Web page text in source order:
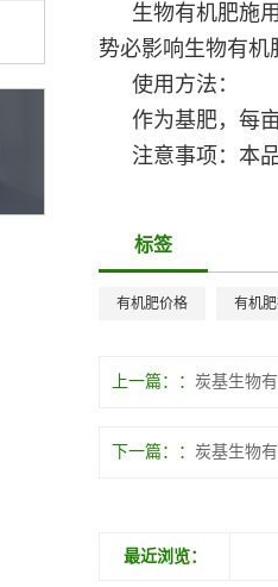
生物有机肥施
势必影响生物有机
使用方法：
作为基肥，每
注意事项：本
标签
有机肥价格 有机
上一篇： 炭基生物
下一篇： 炭基生物
最近浏览：